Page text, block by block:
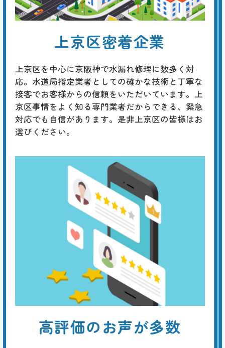
基本料
3,000 円 W
定
割
引
作業費
4,400
合計 4,400円〜
「チョロチョロ」「カラカラ」「シューシュー」はタンク内の部品の劣
化、「ゴボゴボ」「ゴー」「ブーン」は配管のつまりや劣化、「ゴンゴ
ン」「ガンッ」は水道管内圧力の急激な変化によるウォーターハンマー
現象、「コンコン」「カンカン」は冬場に発生する排水管の膨張などが
原因と考えられます。専門の業者による適切な対策が必要です。
上京区密着企業
上京区を中心に京阪神で水漏れ修理に数多く対
応。水道局指定業者としての確かな技術と丁寧な
接客でお客様からの信頼をいただいています。上
京区事情をよく知る専門業者だからできる、緊急
対応でも自信があります。是非上京区の皆様はお
選びください。
高評価のお声が多数